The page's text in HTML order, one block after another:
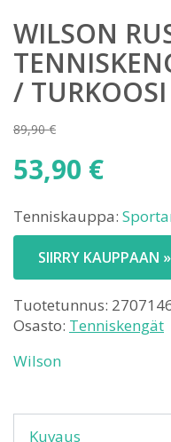
WILSON
/ TURKOOSI
89,90€
Alkuperäinen
hinta
89,90 €.
53,90 €
hinta
on:
53,90 €.
Tenniskauppa:
SIIRRY KAUPPAAN »
Tuotetunnus:
Osasto: Tenniskengät
Wilson
Kuvaus